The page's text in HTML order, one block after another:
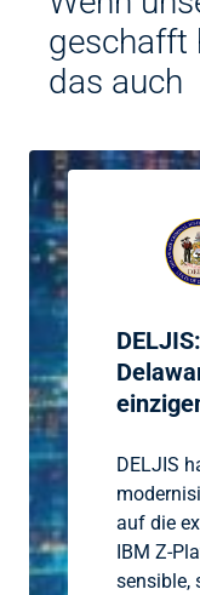
geschafft
das auch
DELJIS
auf die
IBM Z-
sensible,